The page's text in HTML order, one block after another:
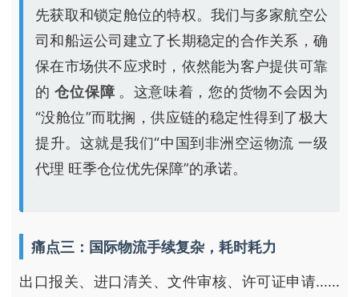
先获取和锁定舱位的特权。我们与多家航空公
司和船运公司建立了长期稳定的合作关系，确
保在市场供不应求时，依然能为客户提供可靠
的仓位保障 。这意味着，您的货物不会因为
“没舱位”而耽搁，供应链的稳定性得到了极大
提升。这就是我们“中国到非洲空运物流 一级
代理 旺季仓位优先保障”的承诺。
痛点三：国际物流手续复杂，耗时耗力
出口报关、进口清关、文件审核、许可证申请……